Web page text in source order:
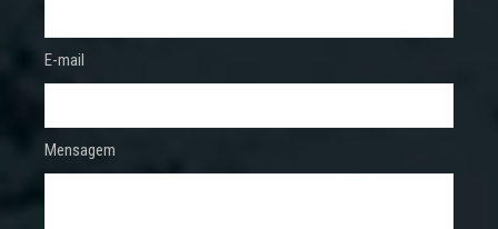
E-mail
Mensagem